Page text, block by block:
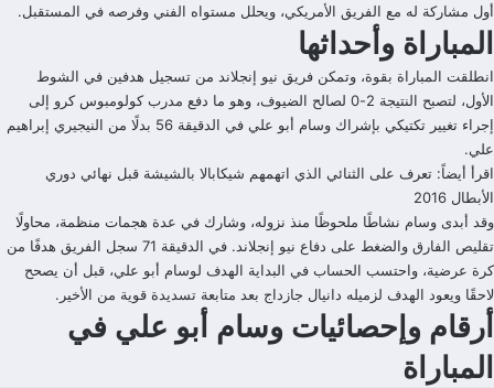
أول مشاركة له مع الفريق الأمريكي، ويحلل مستواه الفني وفرصه في المستقبل.
المباراة وأحداثها
انطلقت المباراة بقوة، وتمكن فريق نيو إنجلاند من تسجيل هدفين في الشوط
الأول، لتصبح النتيجة 2-0 لصالح الضيوف، وهو ما دفع مدرب كولومبوس كرو إلى
إجراء تغيير تكتيكي بإشراك وسام أبو علي في الدقيقة 56 بدلًا من النيجيري إبراهيم
علي.
اقرأ أيضاً: تعرف على الثنائي الذي اتهمهم شيكابالا بالشيشة قبل نهائي دوري
الأبطال 2016
وقد أبدى وسام نشاطًا ملحوظًا منذ نزوله، وشارك في عدة هجمات منظمة، محاولًا
تقليص الفارق والضغط على دفاع نيو إنجلاند. في الدقيقة 71 سجل الفريق هدفًا من
كرة عرضية، واحتسب الحساب في البداية الهدف لوسام أبو علي، قبل أن يصحح
لاحقًا ويعود الهدف لزميله دانيال جازداج بعد متابعة تسديدة قوية من الأخير.
أرقام وإحصائيات وسام أبو علي في
المباراة